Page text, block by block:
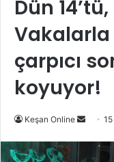
Dün
çarpıcı
koyuyor!
Keşan Online
Bir